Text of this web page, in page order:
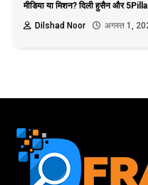
मीडिया या मिशन? दिली हुसैन और
Dilshad Noor
अगस्त 1,